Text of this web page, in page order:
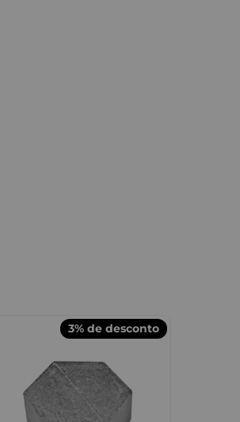
3% de desconto